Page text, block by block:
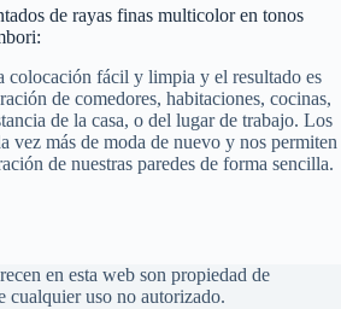
de rayas finas multicolor en tonos
colocación fácil y limpia y el resultado es
de comedores, habitaciones, cocinas,
de la casa, o del lugar de trabajo. Los
vez más de moda de nuevo y nos permiten
de nuestras paredes de forma sencilla.
en esta web son propiedad de
uso no autorizado.